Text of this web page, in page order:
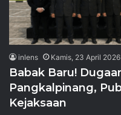
inlens Kamis, 23 April 2026
Babak Baru!
Pangkalpinang,
Kejaksaan